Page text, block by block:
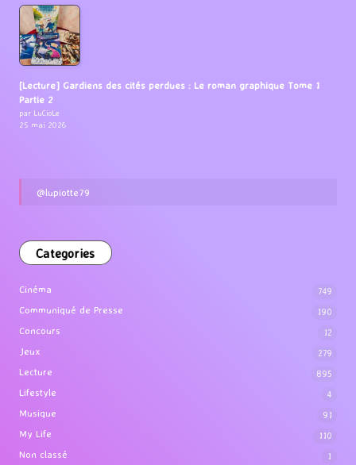
[Lecture] Gardiens des cités perdues : Le roman graphique Tome 1
Partie 2
par LuCioLe
25 mai 2026
@lupiotte79
Categories
Cinéma 749
Communiqué de Presse 190
Concours 12
Jeux 279
Lecture 895
Lifestyle 4
Musique 91
My Life 110
Non classé 1